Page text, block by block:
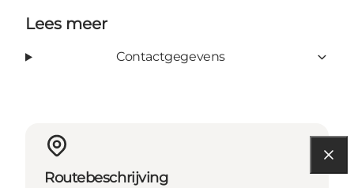
Lees meer
Contactgegevens
Routebeschrijving